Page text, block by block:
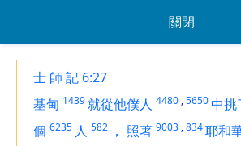
關閉
士 師 記 6:27
基甸 1439就從他僕人 4480 ,5650中挑
個 6235 人 582 ， 照著 9003 ,834耶和